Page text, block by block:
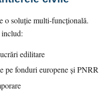
o soluție multi-funcțională.
edilitare
pe fonduri europene și PNRR